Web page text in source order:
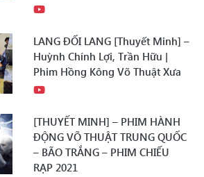
LANG ĐỐI LANG [Thuyết Minh] –
Huỳnh Chính Lợi, Trần Hữu |
Phim Hồng Kông Võ Thuật Xưa
[THUYẾT MINH] – PHIM HÀNH
ĐỘNG VÕ THUẬT TRUNG QUỐC
– BÃO TRẮNG – PHIM CHIẾU
RẠP 2021